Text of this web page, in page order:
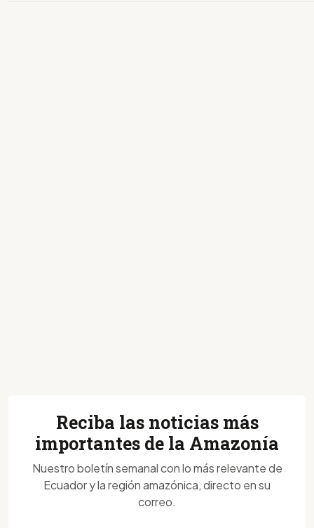
Reciba las noticias más
importantes de la Amazonía
Nuestro boletín semanal con lo más relevante de
Ecuador y la región amazónica, directo en su
correo.